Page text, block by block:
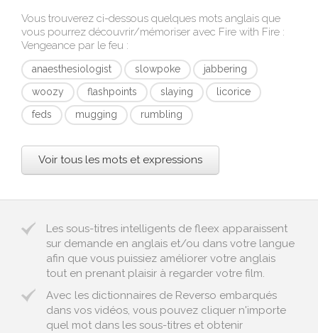
Vous trouverez ci-dessous quelques mots anglais que
vous pourrez découvrir/mémoriser avec Fire with Fire :
Vengeance par le feu :
anaesthesiologist slowpoke
jabbering
woozy
flashpoints slaying
licorice
feds
mugging rumbling
Voir tous les mots et expressions
Les sous-titres intelligents de fleex apparaissent
sur demande en anglais et/ou dans votre langue
afin que vous puissiez améliorer votre anglais
tout en prenant plaisir à regarder votre film.
Avec les dictionnaires de Reverso embarqués
dans vos vidéos, vous pouvez cliquer n'importe
quel mot dans les sous-titres et obtenir